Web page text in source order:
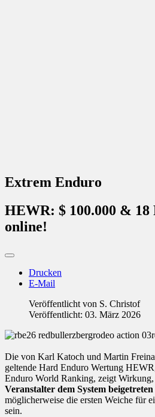
Extrem Enduro
HEWR: $ 100.000 & 18
online!
Drucken
E-Mail
Veröffentlicht von S. Christof
Veröffentlicht: 03. März 2026
Die von Karl Katoch und Martin
geltende Hard Enduro Wertung
Enduro World Ranking, zeigt Wirkung,
Veranstalter dem System beigetreten
möglicherweise die ersten Weiche für
sein.